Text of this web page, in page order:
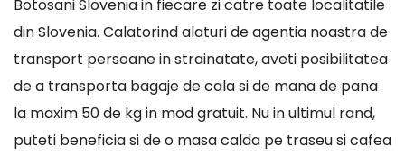
Botosani Slovenia in fiecare zi catre toate localitatile
din Slovenia. Calatorind alaturi de agentia noastra de
transport persoane in strainatate, aveti posibilitatea
de a transporta bagaje de cala si de mana de pana
la maxim 50 de kg in mod gratuit. Nu in ultimul rand,
puteti beneficia si de o masa calda pe traseu si cafea